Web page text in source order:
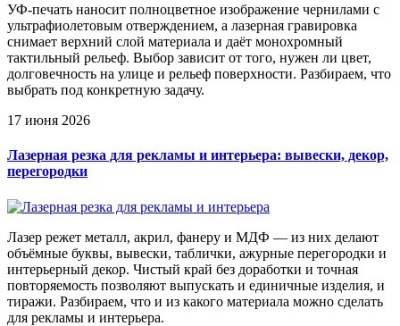
УФ-печать наносит полноцветное изображение чернилами с
ультрафиолетовым отверждением, а лазерная гравировка
снимает верхний слой материала и даёт монохромный
тактильный рельеф. Выбор зависит от того, нужен ли цвет,
долговечность на улице и рельеф поверхности. Разбираем, что
выбрать под конкретную задачу.
17 июня 2026
Лазерная резка для рекламы и интерьера: вывески, декор,
перегородки
Лазер режет металл, акрил, фанеру и МДФ — из них делают
объёмные буквы, вывески, таблички, ажурные перегородки и
интерьерный декор. Чистый край без доработки и точная
повторяемость позволяют выпускать и единичные изделия, и
тиражи. Разбираем, что и из какого материала можно сделать
для рекламы и интерьера.